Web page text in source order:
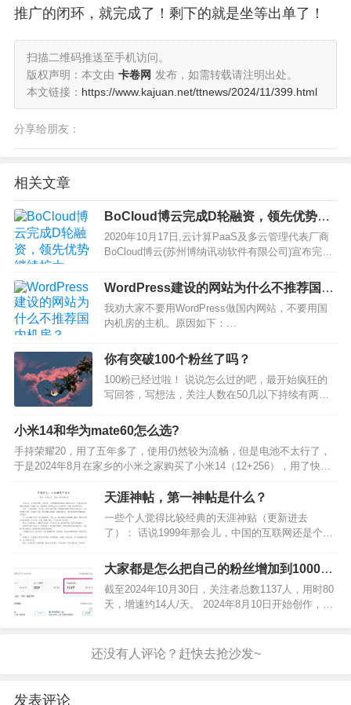
推广的闭环，就完成了！剩下的就是坐等出单了！
扫描二维码推送至手机访问。
版权声明：本文由 卡卷网 发布，如需转载请注明出处。
本文链接： https://www.kajuan.net/ttnews/2024/11/399.html
分享给朋友：
相关文章
BoCloud博云完成D轮融资，领先优势继
续扩大
2020年10月17日,云计算PaaS及多云管理代表厂商
BoCloud博云(苏州博纳讯动软件有限公司)宣布完成
创、碧鸿投资、交银国际共同战略投资,原股东东方
富海持续加码。本次D轮融资之后,在Pa…
WordPress建设的网站为什么不推荐国内
机房？
我劝大家不要用WordPress做国内网站，不要用国
内机房的主机。原因如下：…
你有突破100个粉丝了吗？
100粉已经过啦！ 说说怎么过的吧，最开始疯狂的
写回答，写想法，关注人数在50几以下持续有两周
不看了。 到第三周时突然一周增长了100多人，一
天十几人，想想应该归功于多互动，给他人点赞评
论，让自己…
小米14和华为mate60怎么选?
手持荣耀20，用了五年多了，使用仍然较为流畅，但是电池不太行了，
于是2024年8月在家乡的小米之家购买了小米14（12+256），用了快两
个月吧，说说使用体验。 外观层面，由于我使用的荣耀20放在现在妥妥
地属于小屏，习惯了小屏，遂购买小米1…
天涯神帖，第一神帖是什么？
一些个人觉得比较经典的天涯神贴（更新进去
了）： 话说1999年那会儿，中国的互联网还是个小
已经悄然诞生了。 时光飞逝，到了2007年，这小小
社区竟然已经吸引了超过20…
大家都是怎么把自己的粉丝增加到1000的
呢？
截至2024年10月30日，关注者总数1137人，用时80
天，增速约14人/天。 2024年8月10日开始创作，连
激动的心情历历在目。 没有一个…
发表评论